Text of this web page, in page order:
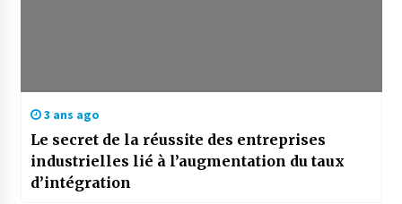
3 ans ago
Le secret de la réussite des entreprises
industrielles lié à l’augmentation du taux
d’intégration